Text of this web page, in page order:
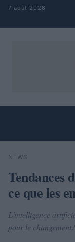
Aller au contenu
7 août 2026
Rechercher
NEWS
Tendances
ce que les
L'intelligence
pour le changement?